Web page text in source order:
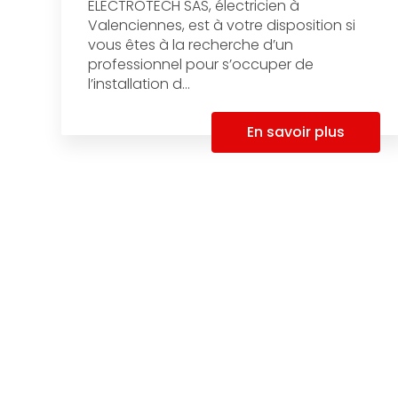
ELECTROTECH SAS, électricien à
Valenciennes, est à votre disposition si
vous êtes à la recherche d’un
professionnel pour s’occuper de
l’installation d...
En savoir plus